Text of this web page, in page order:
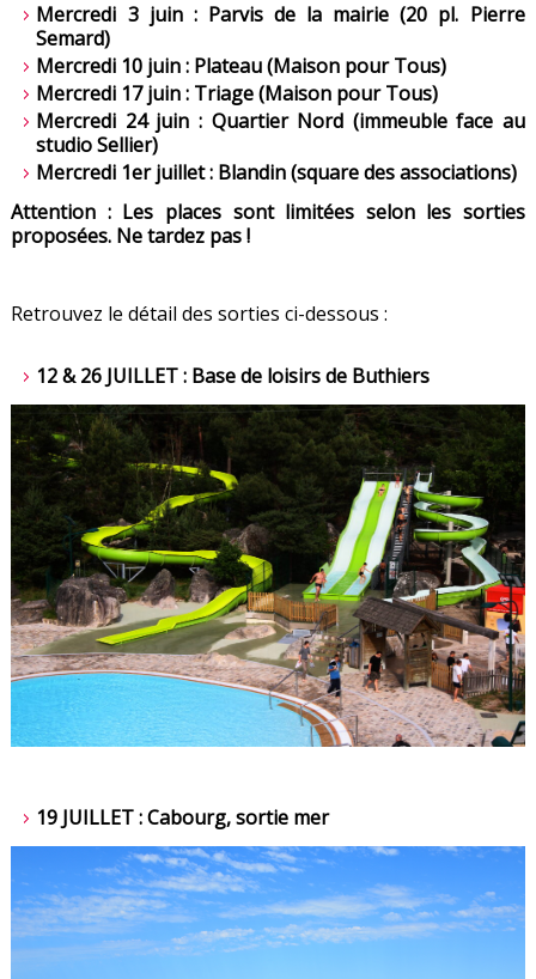
Mercredi 3 juin : Parvis de la mairie (20 pl. Pierre
Semard)
Mercredi 10 juin : Plateau (Maison pour Tous)
Mercredi 17 juin : Triage (Maison pour Tous)
Mercredi 24 juin : Quartier Nord (immeuble face au
studio Sellier)
Mercredi 1er juillet : Blandin (square des associations)
Attention : Les places sont limitées selon les sorties
proposées. Ne tardez pas !
Retrouvez le détail des sorties ci-dessous :
12 & 26 JUILLET : Base de loisirs de Buthiers
19 JUILLET : Cabourg, sortie mer